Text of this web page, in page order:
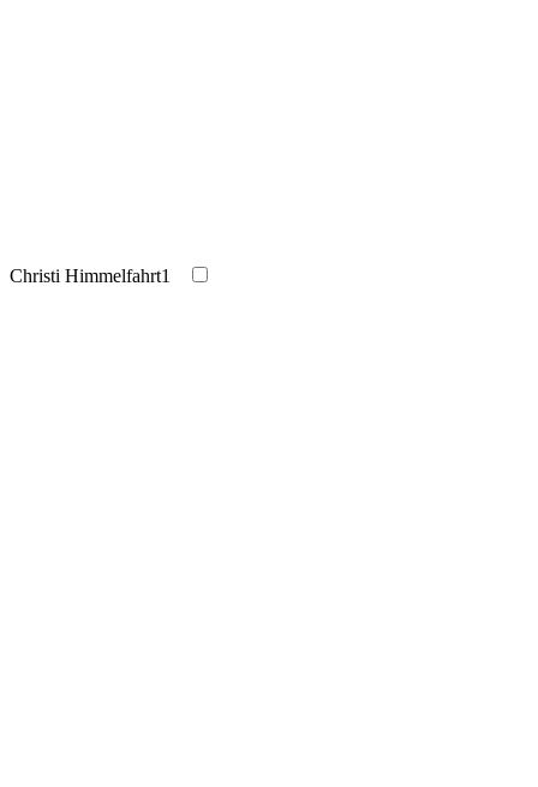
Christi Himmelfahrt1